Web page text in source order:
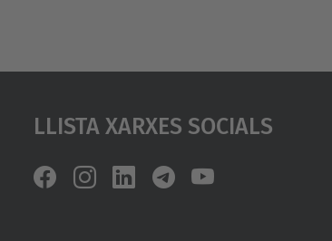
Llista Xarxes Socials